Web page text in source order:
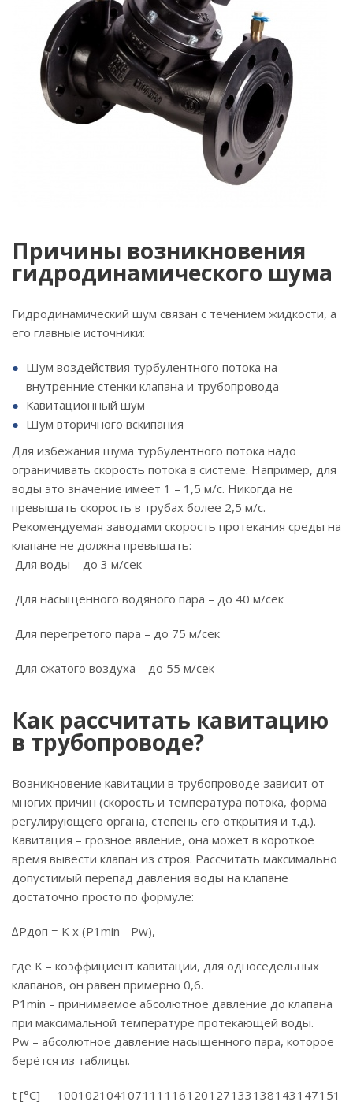
Причины возникновения
гидродинамического шума
Гидродинамический шум связан с течением жидкости, а
его главные источники:
Шум воздействия турбулентного потока на
внутренние стенки клапана и трубопровода
Кавитационный шум
Шум вторичного вскипания
Для избежания шума турбулентного потока надо
ограничивать скорость потока в системе. Например, для
воды это значение имеет 1 – 1,5 м/с. Никогда не
превышать скорость в трубах более 2,5 м/с.
Рекомендуемая заводами скорость протекания среды на
клапане не должна превышать:
Для воды – до 3 м/сек
Для насыщенного водяного пара – до 40 м/сек
Для перегретого пара – до 75 м/сек
Для сжатого воздуха – до 55 м/сек
Как рассчитать кавитацию
в трубопроводе?
Возникновение кавитации в трубопроводе зависит от
многих причин (скорость и температура потока, форма
регулирующего органа, степень его открытия и т.д.).
Кавитация – грозное явление, она может в короткое
время вывести клапан из строя. Рассчитать максимально
допустимый перепад давления воды на клапане
достаточно просто по формуле:
∆Pдоп = K x (P1min - Pw),
где K – коэффициент кавитации, для односедельных
клапанов, он равен примерно 0,6.
P1min – принимаемое абсолютное давление до клапана
при максимальной температуре протекающей воды.
Pw – абсолютное давление насыщенного пара, которое
берётся из таблицы.
t [°C] 100102104107111 116120127133 138143 147151